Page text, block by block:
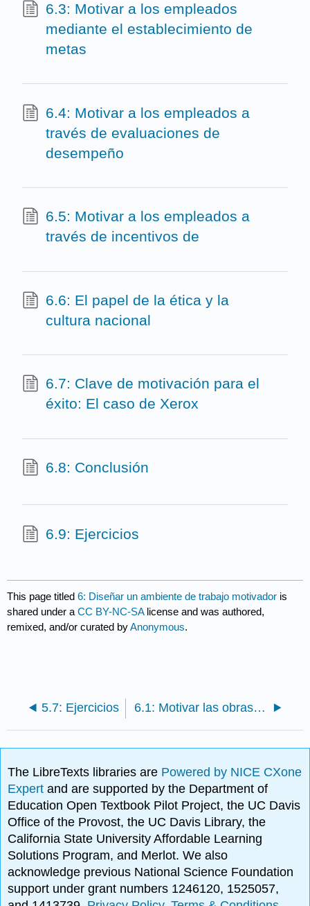
6.3: Motivar a los empleados
mediante el establecimiento de
metas
6.4: Motivar a los empleados a
través de evaluaciones de
desempeño
6.5: Motivar a los empleados a
través de incentivos de
6.6: El papel de la ética y la
cultura nacional
6.7: Clave de motivación para el
éxito: El caso de Xerox
6.8: Conclusión
6.9: Ejercicios
This page titled6: Diseñar un ambiente de trabajo motivador is
shared under aCC BY-NC-SA license and was authored,
remixed, and/or curated byAnonymous.
5.7: Ejercicios 6.1: Motivar las obras de los trabajadores del acero: el caso de Nucor
The LibreTexts libraries are Powered by NICE CXone
Expertand are supported by the Department of
Education Open Textbook Pilot Project, the UC Davis
Office of the Provost, the UC Davis Library, the
California State University Affordable Learning
Solutions Program, and Merlot. We also
acknowledge previous National Science Foundation
support under grant numbers 1246120, 1525057,